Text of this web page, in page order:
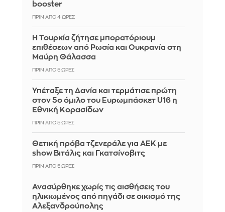
booster
ΠΡΙΝ ΑΠΌ 4 ΏΡΕΣ
Η Τουρκία ζήτησε μπορατόριουμ
επιθέσεων από Ρωσία και Ουκρανία στη
Μαύρη Θάλασσα
ΠΡΙΝ ΑΠΌ 5 ΏΡΕΣ
Υπέταξε τη Δανία και τερμάτισε πρώτη
στον 5ο όμιλο του Ευρωμπάσκετ U16 η
Εθνική Κορασίδων
ΠΡΙΝ ΑΠΌ 5 ΏΡΕΣ
Θετική πρόβα τζενεράλε για ΑΕΚ με
show Βιτάλις και Γκατσίνοβιτς
ΠΡΙΝ ΑΠΌ 5 ΏΡΕΣ
Ανασύρθηκε χωρίς τις αισθήσεις του
ηλικιωμένος από πηγάδι σε οικισμό της
Αλεξανδρούπολης